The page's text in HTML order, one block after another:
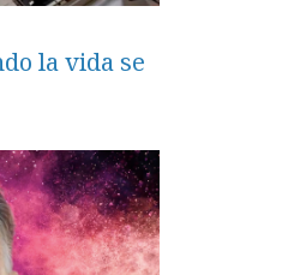
la vida se